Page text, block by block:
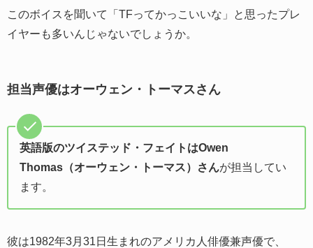
このボイスを聞いて「TFってかっこいいな」と思ったプレ
イヤーも多いんじゃないでしょうか。
担当声優はオーウェン・トーマスさん
英語版のツイステッド・フェイトはOwen
Thomas（オーウェン・トーマス）さんが担当してい
ます。
彼は1982年3月31日生まれのアメリカ人俳優兼声優で、